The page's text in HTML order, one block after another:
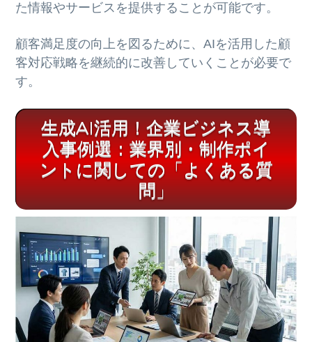
た情報やサービスを提供することが可能です。
顧客満足度の向上を図るために、AIを活用した顧
客対応戦略を継続的に改善していくことが必要で
す。
生成AI活用！企業ビジネス導
入事例選：業界別・制作ポイ
ントに関しての「よくある質
問」